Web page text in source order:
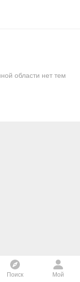
области нет тем
Поиск Мой